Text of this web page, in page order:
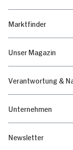
Marktfinder
Unser Magazin
Verantwortung &
Unternehmen
Newsletter